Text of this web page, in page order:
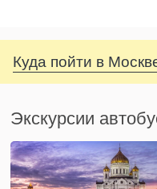
Куда пойти в
Экскурсии